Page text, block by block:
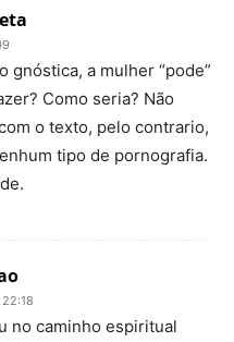
gnóstica, a mulher “pode”
Como seria? Não
o texto, pelo contrario,
tipo de pornografia.
no caminho espiritual